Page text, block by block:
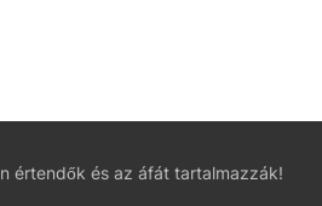
értendők és az áfát tartalmazzák!